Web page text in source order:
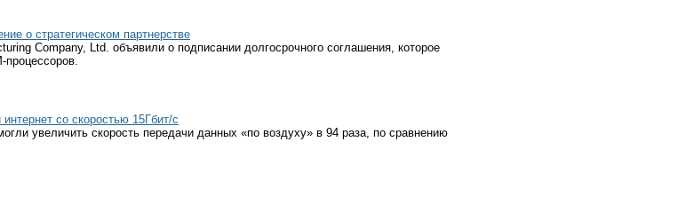
о стратегическом партнерстве
Company, Ltd. объявили о подписании долгосрочного соглашения, которое
процессоров.
со скоростью 15Гбит/с
увеличить скорость передачи данных «по воздуху» в 94 раза, по сравнению